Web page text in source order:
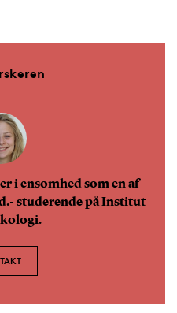
i ensomhed som en af
studerende på Institut